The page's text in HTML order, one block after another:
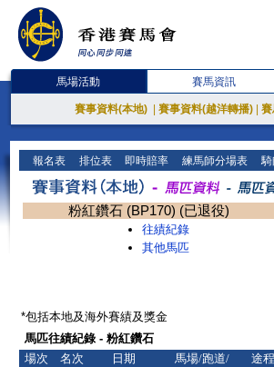
馬場活動 賽馬資訊
賽事資料(本地) 賽事資料(越洋轉播) 賽
報名表 排位表 即時賠率 練馬師分場表 騎
粉紅鑽石 (BP170) (已退役)
往績紀錄
其他馬匹
*包括本地及海外賽績及獎金
馬匹往績紀錄 - 粉紅鑽石
場次
名次 日期
馬場/跑道/
途程